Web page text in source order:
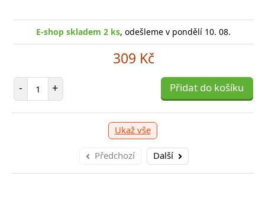
E-shop skladem 2 ks, odešleme v pondělí 10. 08.
309 Kč
- Počet položek
+ Přidat do košíku
Ukaž vše
Předchozí Další
shop skladem 1 ks, odešleme v pondělí 10. 08.
1 039 Kč
položek Přidat do košíku
E-
-